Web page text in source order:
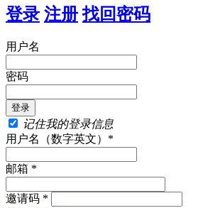
登录 注册 找回密码
用户名
密码
记住我的登录信息
用户名（数字英文）*
邮箱 *
邀请码 *